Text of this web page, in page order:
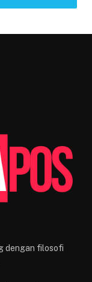
dengan filosofi